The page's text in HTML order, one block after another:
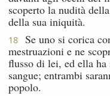
scoperto la nudità
della sua iniquità.
18
Se uno si corica
mestruazioni e ne
flusso di lei, ed ella
sangue; entrambi
popolo.